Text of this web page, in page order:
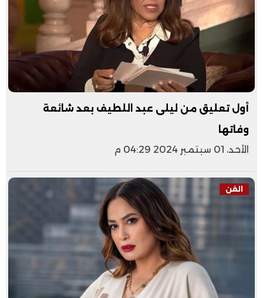
أول تعليق من ليلى عبد اللطيف بعد شائعة
وفاتها
الأحد، 01 سبتمبر 2024 04:29 م
الفن